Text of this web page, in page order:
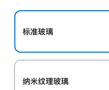
标准玻璃
纳米纹理玻璃